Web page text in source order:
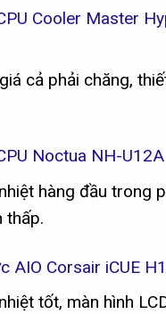
Cooler Master
cả phải chăng,
Noctua NH-U12A
hàng đầu trong
thấp.
AIO Corsair iCUE
tốt, màn hình